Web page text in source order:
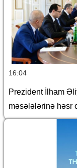
16:04
Prezident İlham
məsələlərinə həsr